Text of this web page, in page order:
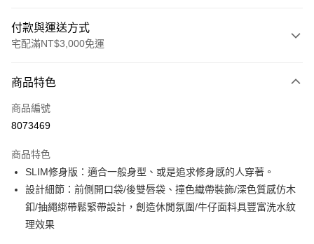
付款與運送方式
宅配滿NT$3,000免運
信用卡一次付款
信用卡分期付款
合作金庫商業銀行
華南商業銀行
彰化商業銀行
上海商業儲蓄銀行
台北富邦商業銀行
國泰世華商業銀行
兆豐國際商業銀行
臺灣中小企業銀行
6 期 0 利率 每期
華南商業銀行
彰化商業銀行
上海商業儲蓄銀行
台北富邦商業銀行
國泰世華商業銀行
LINE Pay
Apple Pay
商品特色
商品編號
8073469
商品特色
SLIM修身版：適合一般身型、或是追求修身感的人穿著。
設計細節：前側開口袋/後雙唇袋、撞色織帶裝飾/深色質感仿木
釦/抽繩綁帶鬆緊帶設計，創造休閒氛圍/牛仔面料具豐富洗水紋
理效果